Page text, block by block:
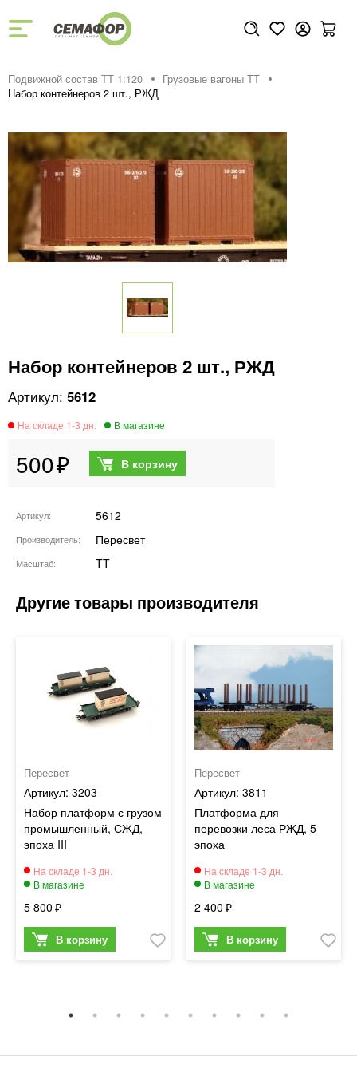
Подвижной состав ТТ 1:120
Грузовые вагоны ТТ
Набор контейнеров 2 шт., РЖД
Набор контейнеров 2 шт., РЖД
5612
500
Артикул 5612
Производитель Пересвет
Масштаб TT
Пересвет
3203
Набор платформ с грузом
промышленный, СЖД,
эпоха III
5 800
Пересвет
3811
Платформа для
перевозки леса РЖД, 5
эпоха
2 400